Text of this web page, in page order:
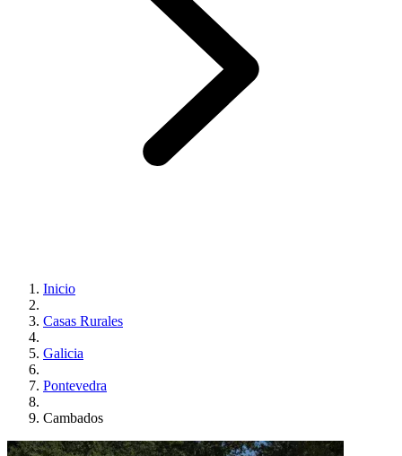
Inicio
Casas Rurales
Galicia
Pontevedra
Cambados